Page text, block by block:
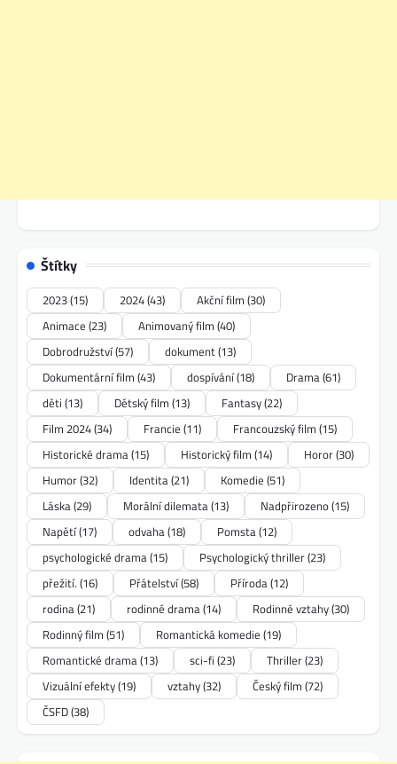
Štítky
2023(15) 2024(43) Akční film (30)
Animace (23) Animovaný film (40)
Dobrodružství(57) dokument(13)
Dokumentární film (43) dospívání(18) Drama(61)
děti (13) Dětský film (13) Fantasy(22)
Film 2024(34) Francie (11) Francouzský film (15)
Historické drama(15) Historický film (14) Horor(30)
Humor(32) Identita(21) Komedie (51)
Láska(29) Morální dilemata(13) Nadpřirozeno(15)
Napětí(17) odvaha(18) Pomsta(12)
psychologické drama(15) Psychologický thriller(23)
přežití. (16) Přátelství(58) Příroda(12)
rodina(21) rodinné drama(14) Rodinné vztahy(30)
Rodinný film (51) Romantická komedie (19)
Romantické drama(13) sci-fi (23) Thriller(23)
Vizuální efekty(19) vztahy(32) Český film (72)
ČSFD(38)